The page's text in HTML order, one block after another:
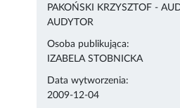
PAKOŃSKI KRZYSZTOF -
AUDYTOR
Osoba publikująca:
IZABELA STOBNICKA
Data wytworzenia:
2009-12-04